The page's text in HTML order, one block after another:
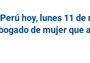
hoy, lunes 11
de mujer que